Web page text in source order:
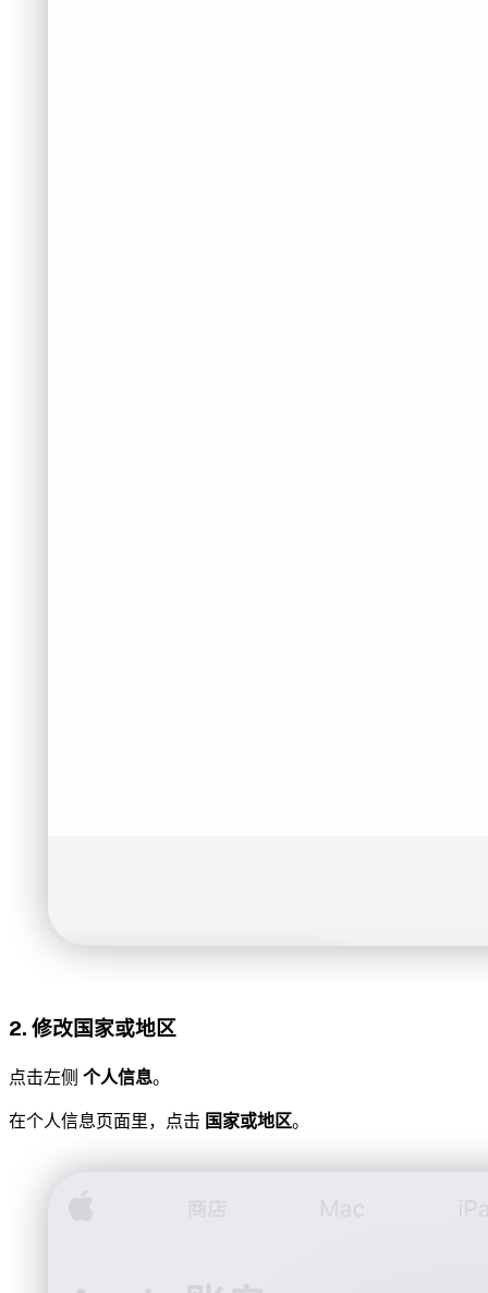
2. 修改国家或地区
点击左侧 个人信息。
在个人信息页面里，点击 国家或地区。